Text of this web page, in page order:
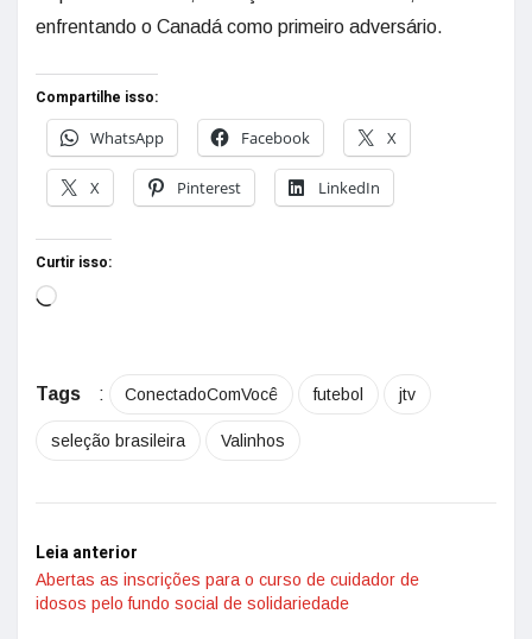
enfrentando o Canadá como primeiro adversário.
Compartilhe isso:
WhatsApp
Facebook X
X Pinterest LinkedIn
Curtir isso:
Tags : ConectadoComVocê futebol jtv
seleção brasileira Valinhos
Leia anterior
Abertas as inscrições para o curso de cuidador de
idosos pelo fundo social de solidariedade